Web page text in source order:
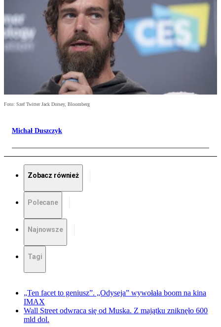
Foto: Szef Twitter Jack Dorsey, Bloomberg
Michał Duszczyk
Zobacz również
Polecane
Najnowsze
Tagi
„Ten facet to geniusz”. „Odyseja” wywołała boom na kina
IMAX
Wall Street odwraca się od Muska. Z majątku zniknęło 600
mld dol.